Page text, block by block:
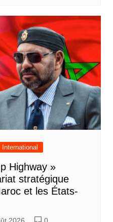
International
Highway »
stratégique
et les États-